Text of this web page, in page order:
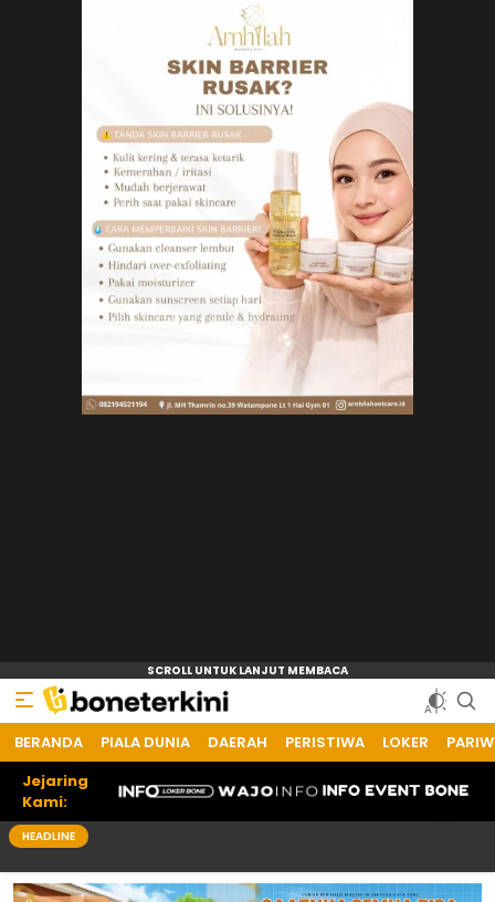
BERANDA PIALA DUNIA DAERAH PERISTIWA LOKER
Jejaring
Kami:
HEADLINE